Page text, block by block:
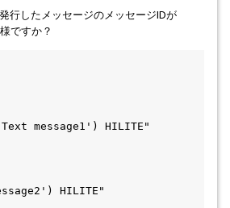
行したメッセージのメッセージIDが
ですか？
"TSO"
message1') HILITE"
"WTO"
HILITE"